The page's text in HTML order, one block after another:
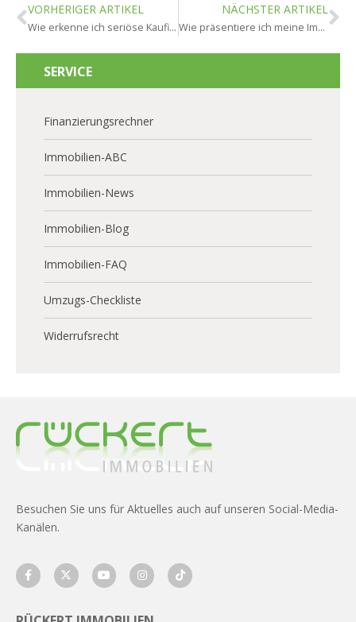
VORHERIGER ARTIKEL
Wie erkenne ich seriöse Kaufinteressenten in Ginsheim-Gustavsburg?
NÄCHSTER ARTIKEL
Wie präsentiere ich meine Immobilie optimal in Ginsheim-Gustavsburg?
SERVICE
Finanzierungsrechner
Immobilien-ABC
Immobilien-News
Immobilien-Blog
Immobilien-FAQ
Umzugs-Checkliste
Widerrufsrecht
Besuchen Sie uns für Aktuelles auch auf unseren Social-Media-
Kanälen.